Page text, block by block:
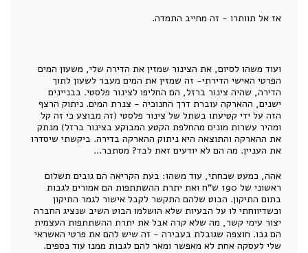
אז אל תוותרו - זה מחייב התמדה.
ועוד משהו לסיום, את הצינור שמזין את הדירה שלי, משעון המים
הפרטי האישי הדירתי- זה שמזין את המים מעבר לשעון לתוך
הדירה, שהיה צינור ברזל, הם החליפו לצינור פלסטי. בבניינים
ישנים, ההארקה עוברת דרך החנוכיה - צנרת המים. ניתוק הרצף
הזה על ידי קטיעתו בשתל של צינור פלסטי (זה מבוצע כי זה קל
ומהיר עשרות מונים מהחלפת הקטע המבוקע בצינור ברזל) מנתק
את ההארקה והתוצאה היא ניתוק ההארקה בדירה. ביקשתי שיסדרו
את העניין. מה הם לא יודעים זאת לבד? מסתבר...
אהה, כמעט שכחתי, עוד משהו: בעת הקריאה הם גובים תשלום
ראשוני של 190 ש"ח ואת יתרת ההשתתפות הם אמורים לגבות
בתום התיקון. הבוט שלהם התקשר לקבל אישור לגמר התיקון
וכשדיווחתי לו על הבעיות שלא הושלמו הבוט השיב שנציג החברה
יצור עימי קשר, מה שלא קרה אבל את יתרת ההשתתפות העצמית
הם גבו. חוצפה שגובלת בעבירה - זה שיש להם את פרטי האשראי
שלי לעסקה אחת לא מאפשר ומאר להם לגבות ממנו עוד כספים.